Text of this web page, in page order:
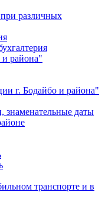
различных
и района"
г. Бодайбо и района"
знаменательные даты
транспорте и в